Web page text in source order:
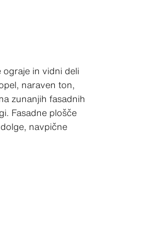
in vidni deli
naraven ton,
zunanjih fasadnih
Fasadne plošče
navpične